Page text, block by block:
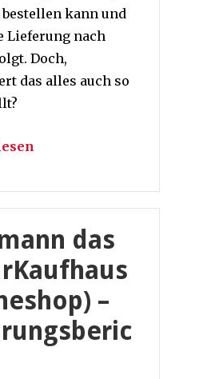
kann und
Lieferung nach
Doch,
das alles auch so
das
–